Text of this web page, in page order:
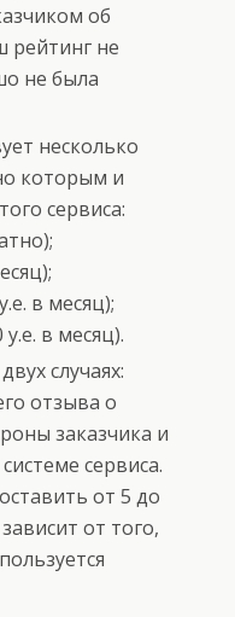
об
рейтинг не
не была
несколько
которым и
сервиса:
в месяц);
в месяц).
случаях:
отзыва о
заказчика и
сервиса.
от 5 до
от того,